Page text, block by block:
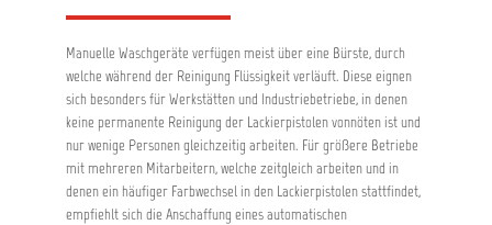
Manuelle Waschgeräte verfügen meist über eine Bürste, durch
welche während der Reinigung Flüssigkeit verläuft. Diese eignen
sich besonders für Werkstätten und Industriebetriebe, in denen
keine permanente Reinigung der Lackierpistolen vonnöten ist und
nur wenige Personen gleichzeitig arbeiten. Für größere Betriebe
mit mehreren Mitarbeitern, welche zeitgleich arbeiten und in
denen ein häufiger Farbwechsel in den Lackierpistolen stattfindet,
empfiehlt sich die Anschaffung eines automatischen